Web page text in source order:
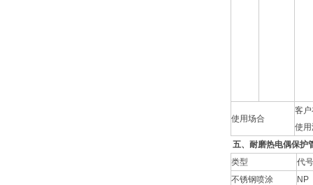
使用场合
客
使
五、耐磨热电偶保护
类型
代号
不锈钢喷涂
NP